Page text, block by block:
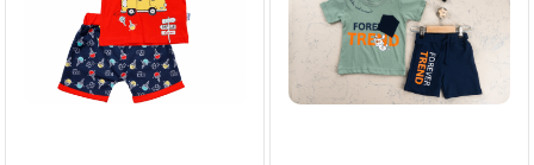
Nasıl Sipariş Veririm?
Öğren